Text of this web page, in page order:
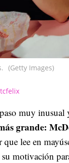
(Getty Images)
muy inusual
grande:
lee en
motivación